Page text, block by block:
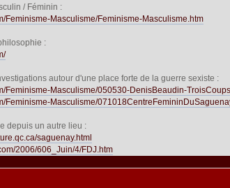
/ Féminin :
Feminisme-Masculisme/Feminisme-Masculisme.htm
:
autour d'une place forte de la guerre sexiste :
Feminisme-Masculisme/050530-DenisBeaudin-
Feminisme-Masculisme/
depuis un autre lieu :
saguenay.html
2006/606_Juin/4/FDJ.htm